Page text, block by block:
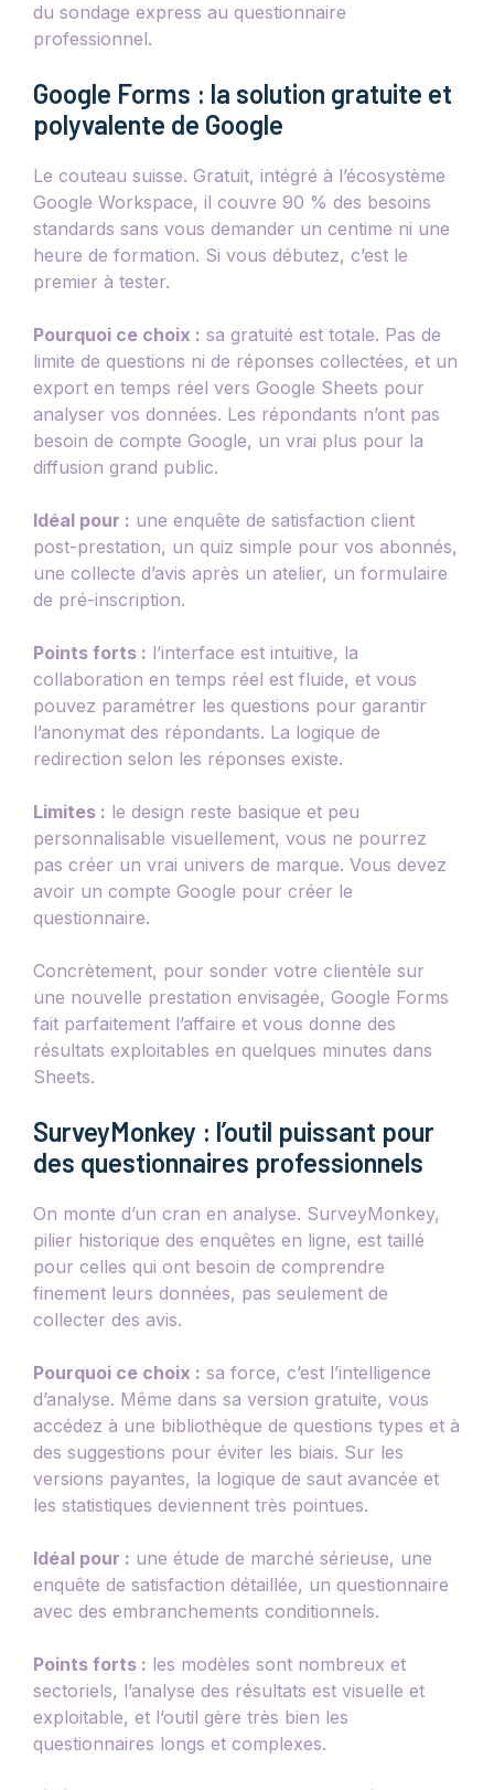
du sondage express au questionnaire
professionnel.
Google Forms : la solution gratuite et
polyvalente de Google
Le couteau suisse. Gratuit, intégré à l’écosystème
Google Workspace, il couvre 90 % des besoins
standards sans vous demander un centime ni une
heure de formation. Si vous débutez, c’est le
premier à tester.
Pourquoi ce choix : sa gratuité est totale. Pas de
limite de questions ni de réponses collectées, et un
export en temps réel vers Google Sheets pour
analyser vos données. Les répondants n’ont pas
besoin de compte Google, un vrai plus pour la
diffusion grand public.
Idéal pour : une enquête de satisfaction client
post-prestation, un quiz simple pour vos abonnés,
une collecte d’avis après un atelier, un formulaire
de pré-inscription.
Points forts : l’interface est intuitive, la
collaboration en temps réel est fluide, et vous
pouvez paramétrer les questions pour garantir
l’anonymat des répondants. La logique de
redirection selon les réponses existe.
Limites : le design reste basique et peu
personnalisable visuellement, vous ne pourrez
pas créer un vrai univers de marque. Vous devez
avoir un compte Google pour créer le
questionnaire.
Concrètement, pour sonder votre clientèle sur
une nouvelle prestation envisagée, Google Forms
fait parfaitement l’affaire et vous donne des
résultats exploitables en quelques minutes dans
Sheets.
SurveyMonkey : l’outil puissant pour
des questionnaires professionnels
On monte d’un cran en analyse. SurveyMonkey,
pilier historique des enquêtes en ligne, est taillé
pour celles qui ont besoin de comprendre
finement leurs données, pas seulement de
collecter des avis.
Pourquoi ce choix : sa force, c’est l’intelligence
d’analyse. Même dans sa version gratuite, vous
accédez à une bibliothèque de questions types et à
des suggestions pour éviter les biais. Sur les
versions payantes, la logique de saut avancée et
les statistiques deviennent très pointues.
Idéal pour : une étude de marché sérieuse, une
enquête de satisfaction détaillée, un questionnaire
avec des embranchements conditionnels.
Points forts : les modèles sont nombreux et
sectoriels, l’analyse des résultats est visuelle et
exploitable, et l’outil gère très bien les
questionnaires longs et complexes.